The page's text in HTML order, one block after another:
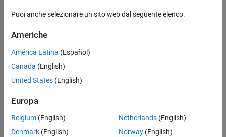
getJobFolder
ON THIS PAGE
Syntax
Description
Version History
See Also
Description
joblocation = getJobFolder(cluster,job)
cluster. This folder is valid only the client session, not necessarily
the workers.
Introduced in R2012a
See Also
Puoi anche selezionare un sito web dal seguente elenco:
Americhe
América Latina (Español)
Canada (English)
United States (English)
Europa
Belgium (English)
Denmark (English)
Netherlands(English)
Norway(English)